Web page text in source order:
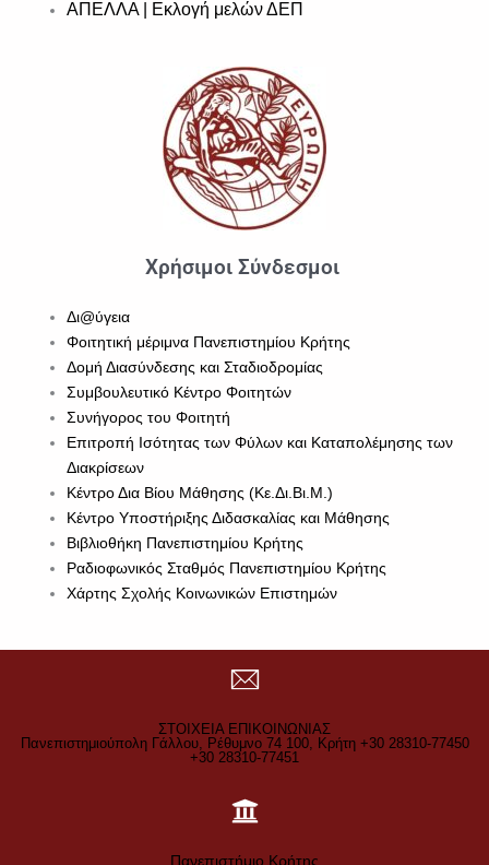
ΑΠΕΛΛΑ | Εκλογή μελών ΔΕΠ
Χρήσιμοι Σύνδεσμοι
Δι@ύγεια
Φοιτητική μέριμνα Πανεπιστημίου Κρήτης
Δομή Διασύνδεσης και Σταδιοδρομίας
Συμβουλευτικό Κέντρο Φοιτητών
Συνήγορος του Φοιτητή
Επιτροπή Ισότητας των Φύλων και Καταπολέμησης των
Διακρίσεων
Κέντρο Δια Βίου Μάθησης (Κε.Δι.Βι.Μ.)
Κέντρο Υποστήριξης Διδασκαλίας και Μάθησης
Βιβλιοθήκη Πανεπιστημίου Κρήτης
Ραδιοφωνικός Σταθμός Πανεπιστημίου Κρήτης
Χάρτης Σχολής Κοινωνικών Επιστημών
ΣΤΟΙΧΕΙΑ ΕΠΙΚΟΙΝΩΝΙΑΣ
Πανεπιστημιούπολη Γάλλου, Ρέθυμνο 74 100, Κρήτη +30 28310-77450
+30 28310-77451
Πανεπιστήμιο Κρήτης